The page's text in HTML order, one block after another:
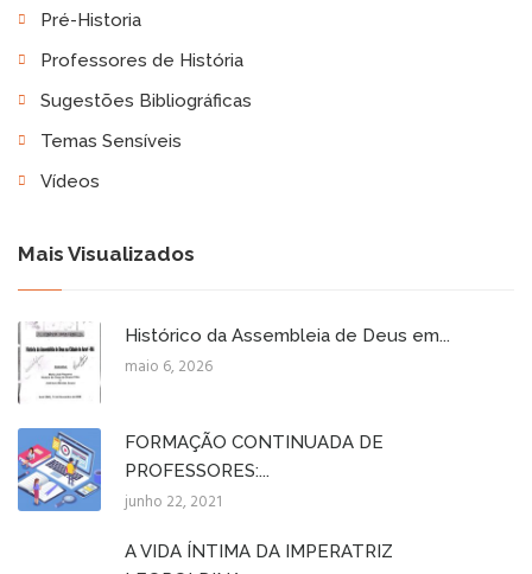
Pré-Historia
Professores de História
Sugestões Bibliográficas
Temas Sensíveis
Vídeos
Mais Visualizados
Histórico da Assembleia de Deus em...
maio 6, 2026
FORMAÇÃO CONTINUADA DE
PROFESSORES:...
junho 22, 2021
A VIDA ÍNTIMA DA IMPERATRIZ